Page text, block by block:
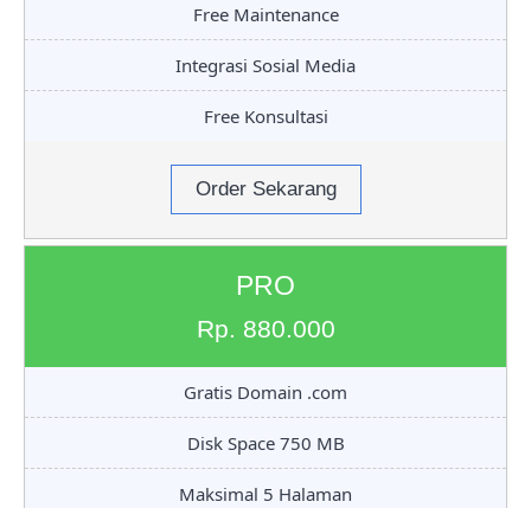
Free Maintenance
Integrasi Sosial Media
Free Konsultasi
Order Sekarang
PRO
Rp. 880.000
Gratis Domain .com
Disk Space 750 MB
Maksimal 5 Halaman